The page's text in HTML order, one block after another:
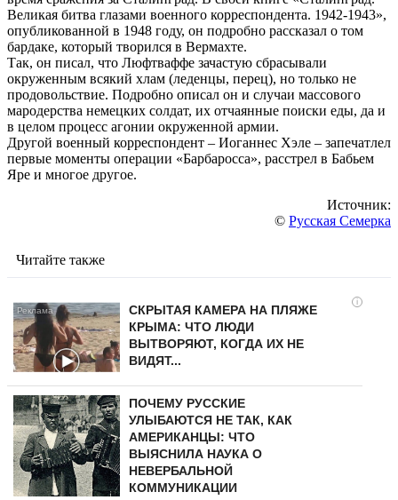
Великая битва глазами военного корреспондента. 1942-1943»,
опубликованной в 1948 году, он подробно рассказал о том
бардаке, который творился в Вермахте.
Так, он писал, что Люфтваффе зачастую сбрасывали
окруженным всякий хлам (леденцы, перец), но только не
продовольствие. Подробно описал он и случаи массового
мародерства немецких солдат, их отчаянные поиски еды, да и
в целом процесс агонии окруженной армии.
Другой военный корреспондент – Иоганнес Хэле – запечатлел
первые моменты операции «Барбаросса», расстрел в Бабьем
Яре и многое другое.
Источник:
© Русская Семерка
Читайте также
i
СКРЫТАЯ КАМЕРА НА ПЛЯЖЕ
КРЫМА: ЧТО ЛЮДИ
ВЫТВОРЯЮТ, КОГДА ИХ НЕ
ВИДЯТ...
ПОЧЕМУ РУССКИЕ
УЛЫБАЮТСЯ НЕ ТАК, КАК
АМЕРИКАНЦЫ: ЧТО
ВЫЯСНИЛА НАУКА О
НЕВЕРБАЛЬНОЙ
КОММУНИКАЦИИ